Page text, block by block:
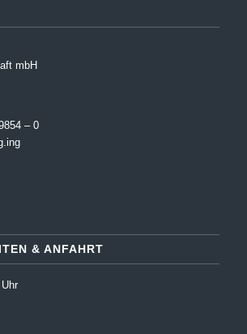
mbH
– 0
& ANFAHRT